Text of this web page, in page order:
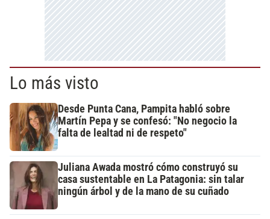
Lo más visto
Desde Punta Cana, Pampita habló sobre
Martín Pepa y se confesó: "No negocio la
falta de lealtad ni de respeto"
Juliana Awada mostró cómo construyó su
casa sustentable en La Patagonia: sin talar
ningún árbol y de la mano de su cuñado